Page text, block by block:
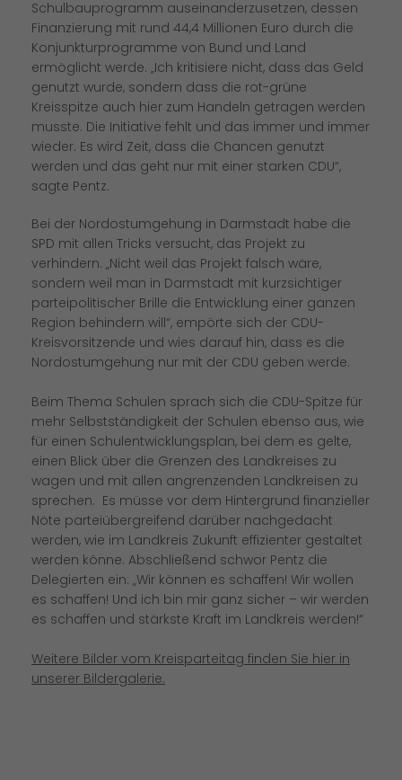
Schulbauprogramm auseinanderzusetzen, dessen
Finanzierung mit rund 44,4 Millionen Euro durch die
Konjunkturprogramme von Bund und Land
ermöglicht werde. „Ich kritisiere nicht, dass das Geld
genutzt wurde, sondern dass die rot-grüne
Kreisspitze auch hier zum Handeln getragen werden
musste. Die Initiative fehlt und das immer und immer
wieder. Es wird Zeit, dass die Chancen genutzt
werden und das geht nur mit einer starken CDU“,
sagte Pentz.
Bei der Nordostumgehung in Darmstadt habe die
SPD mit allen Tricks versucht, das Projekt zu
verhindern. „Nicht weil das Projekt falsch wäre,
sondern weil man in Darmstadt mit kurzsichtiger
parteipolitischer Brille die Entwicklung einer ganzen
Region behindern will“, empörte sich der CDU-
Kreisvorsitzende und wies darauf hin, dass es die
Nordostumgehung nur mit der CDU geben werde.
Beim Thema Schulen sprach sich die CDU-Spitze für
mehr Selbstständigkeit der Schulen ebenso aus, wie
für einen Schulentwicklungsplan, bei dem es gelte,
einen Blick über die Grenzen des Landkreises zu
wagen und mit allen angrenzenden Landkreisen zu
sprechen. Es müsse vor dem Hintergrund finanzieller
Nöte parteiübergreifend darüber nachgedacht
werden, wie im Landkreis Zukunft effizienter gestaltet
werden könne. Abschließend schwor Pentz die
Delegierten ein: „Wir können es schaffen! Wir wollen
es schaffen! Und ich bin mir ganz sicher – wir werden
es schaffen und stärkste Kraft im Landkreis werden!“
Weitere Bilder vom Kreisparteitag finden Sie hier in
unserer Bildergalerie.